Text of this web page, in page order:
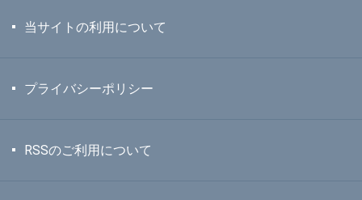
当サイトの利用について
プライバシーポリシー
RSSのご利用について